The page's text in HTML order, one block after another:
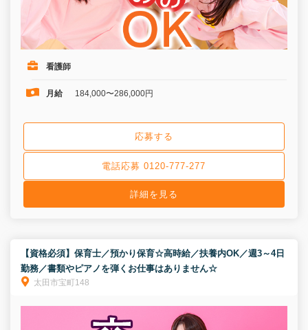
看護師
月給 184,000〜286,000円
応募する
電話応募 0120-777-277
詳細を見る
【資格必須】保育士／預かり保育☆高時給／扶養内OK／週3～4日
勤務／書類やピアノを弾くお仕事はありません☆
太田市宝町148